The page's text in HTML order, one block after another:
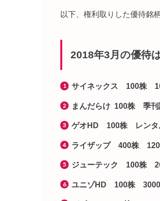
以下、権利取りした優待銘柄
2018年3月の優待
サイネックス 100株
まんだらけ 100株 季刊
ゲオHD 100株 レンタ
ライザップ 400株
ジューテック 100株
ユニゾHD 100株 3000